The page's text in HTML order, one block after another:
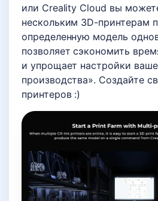
или Creality Cloud вы
нескольким 3D-принтерам
определенную модель
позволяет сэкономить
и упрощает настройки
производства». Создайте
принтеров :)